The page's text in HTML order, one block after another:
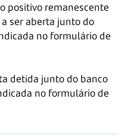
positivo remanescente
ser aberta junto do
no formulário de
detida junto do banco
no formulário de